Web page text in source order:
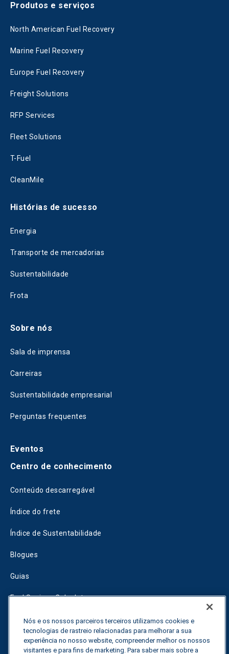
Produtos e serviços
North American Fuel Recovery
Marine Fuel Recovery
Europe Fuel Recovery
Freight Solutions
RFP Services
Fleet Solutions
T-Fuel
CleanMile
Histórias de sucesso
Energia
Transporte de mercadorias
Sustentabilidade
Frota
Sobre nós
Sala de imprensa
Carreiras
Sustentabilidade empresarial
Perguntas frequentes
Eventos
Centro de conhecimento
Conteúdo descarregável
Índice do frete
Índice de Sustentabilidade
Blogues
Guias
Fuel Savings Calculator
Calculadora de otimização do transporte
Rastreador de tarifas
Nós e os nossos parceiros terceiros utilizamos cookies e
tecnologias de rastreio relacionadas para melhorar a sua
experiência no nosso website, compreender melhor os nossos
visitantes e para fins de marketing. Para saber mais sobre a